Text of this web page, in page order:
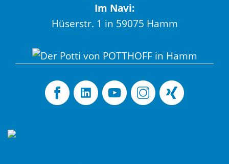
Im Navi:
Hüserstr. 1 in 59075 Hamm